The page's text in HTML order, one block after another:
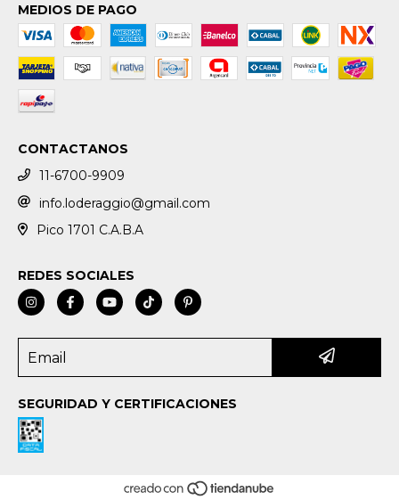
MEDIOS DE PAGO
CONTACTANOS
11-6700-9909
info.loderaggio@gmail.com
Pico 1701 C.A.B.A
REDES SOCIALES
SEGURIDAD Y CERTIFICACIONES